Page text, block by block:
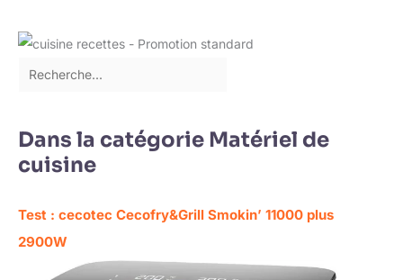
Dans la catégorie Matériel de
cuisine
Test : cecotec Cecofry&Grill Smokin’ 11000 plus
2900W